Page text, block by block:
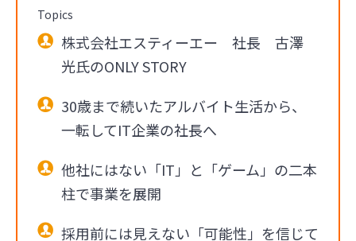
Topics
株式会社エスティーエー 社長 古澤
光氏のONLY STORY
30歳まで続いたアルバイト生活から、
一転してIT企業の社長へ
他社にはない「IT」と「ゲーム」の二本
柱で事業を展開
採用前には見えない「可能性」を信じて